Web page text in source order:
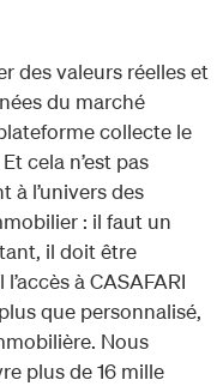
des valeurs réelles et
du marché
collecte le
cela n’est pas
à l’univers des
: il faut un
il doit être
à CASAFARI
que personnalisé,
Nous
plus de 16 mille